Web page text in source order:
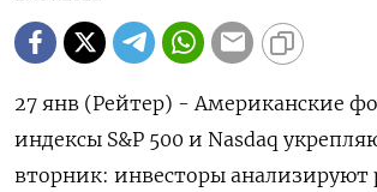
27 янв (Рейтер) - Американские
индексы S&P 500 и Nasdaq
вторник: инвесторы ⁠анализируют